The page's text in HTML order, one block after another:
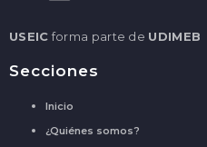
USEIC forma parte de UDIMEB
Secciones
Inicio
¿Quiénes somos?